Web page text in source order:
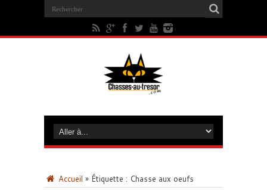
Accueil » Étiquette : Chasse aux oeufs